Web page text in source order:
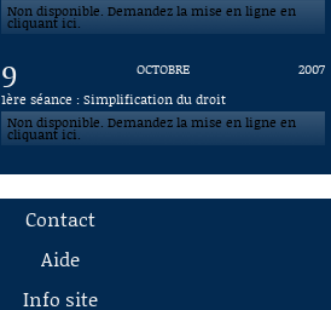
Non disponible. Demandez la mise en ligne en
cliquant ici.
9 OCTOBRE
2007
1ère séance : Simplification du droit
Non disponible. Demandez la mise en ligne en
cliquant ici.
Contact
Aide
Info site